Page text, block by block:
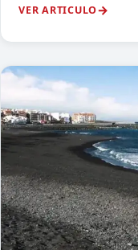
VER ARTICULO